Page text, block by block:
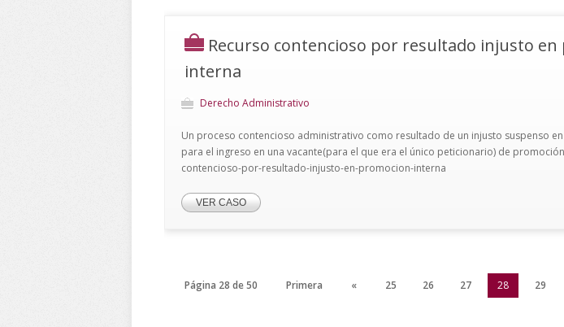
Recurso contencioso por resultado injusto
interna
Derecho Administrativo
Un proceso contencioso administrativo como resultado de un injusto suspenso
para el ingreso en una vacante(para el que era el único peticionario) de
contencioso-por-resultado-injusto-en-promocion-interna
VER CASO
Página 28 de 50 Primera « 25 26 27 28 29